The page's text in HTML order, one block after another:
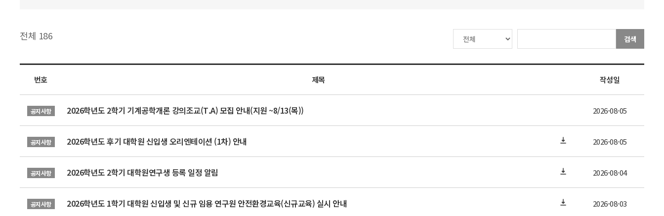
전체 186 검색
번호 제목 작성일
공지사항 2026학년도 2학기 기계공학개론 강의조교(T.A) 모집 안내(지원 ~8/13(목)) 2026-08-05
공지사항 2026학년도 후기 대학원 신입생 오리엔테이션 (1차) 안내 2026-08-05
공지사항 2026학년도 2학기 대학원연구생 등록 일정 알림 2026-08-04
공지사항 2026학년도 1학기 대학원 신입생 및 신규 임용 연구원 안전환경교육(신규교육) 실시 안내 2026-08-03